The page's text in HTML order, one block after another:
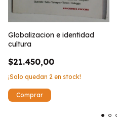
Globalizacion e identidad
cultura
$21.450,00
¡Solo quedan 2 en stock!